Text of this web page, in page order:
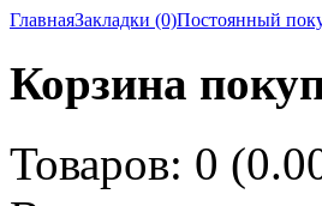
ГлавнаяЗакладки (0)Постоянный
Корзина
Товаров: 0